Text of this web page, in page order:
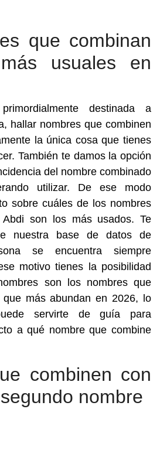
que combinan
usuales en
destinada a
hallar nombres que combinen
la única cosa que tienes
También te damos la opción
del nombre combinado
utilizar. De ese modo
sobre cuáles de los nombres
son los más usados. Te
nuestra base de datos de
se encuentra siempre
motivo tienes la posibilidad
son los nombres que
más abundan en 2026, lo
servirte de guía para
a qué nombre que combine
combinen con
nombre